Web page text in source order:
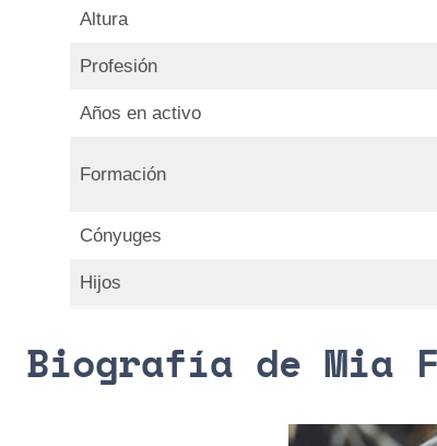
Altura
Profesión
Años en activo
Formación
Cónyuges
Hijos
Biografía de Mia